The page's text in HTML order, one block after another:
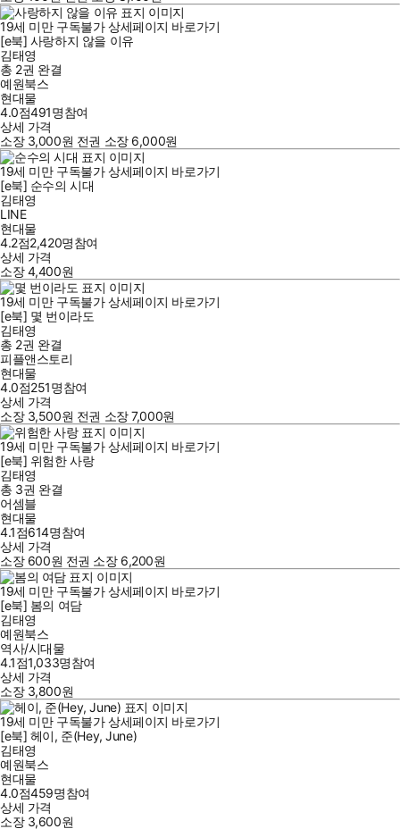
19세 미만 구독불가 상세페이지 바로가기
[e북] 사랑하지 않을 이유
김태영
총 2권 완결
예원북스
현대물
4.0점491명참여
상세 가격
소장 3,000원 전권 소장 6,000원
19세 미만 구독불가 상세페이지 바로가기
[e북] 순수의 시대
김태영
LINE
현대물
4.2점2,420명참여
상세 가격
소장4,400원
19세 미만 구독불가 상세페이지 바로가기
[e북] 몇 번이라도
김태영
총 2권 완결
피플앤스토리
현대물
4.0점251명참여
상세 가격
소장 3,500원 전권 소장7,000원
19세 미만 구독불가 상세페이지 바로가기
[e북] 위험한 사랑
김태영
총 3권 완결
어셈블
현대물
4.1점614명참여
상세 가격
소장 600원 전권 소장 6,200원
19세 미만 구독불가 상세페이지 바로가기
[e북] 봄의 여담
김태영
예원북스
역사/시대물
4.1점1,033명참여
상세 가격
소장 3,800원
19세 미만 구독불가 상세페이지 바로가기
[e북] 헤이, 준(Hey, June)
김태영
예원북스
현대물
4.0점459명참여
상세 가격
소장 3,600원